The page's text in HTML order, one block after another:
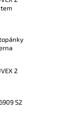
2
S2